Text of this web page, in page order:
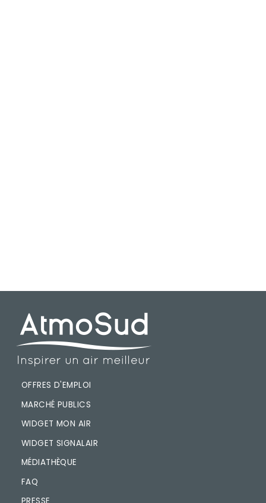
PIED DE PAGE
OFFRES D'EMPLOI
MARCHÉ PUBLICS
WIDGET MON AIR
WIDGET SIGNALAIR
MÉDIATHÈQUE
FAQ